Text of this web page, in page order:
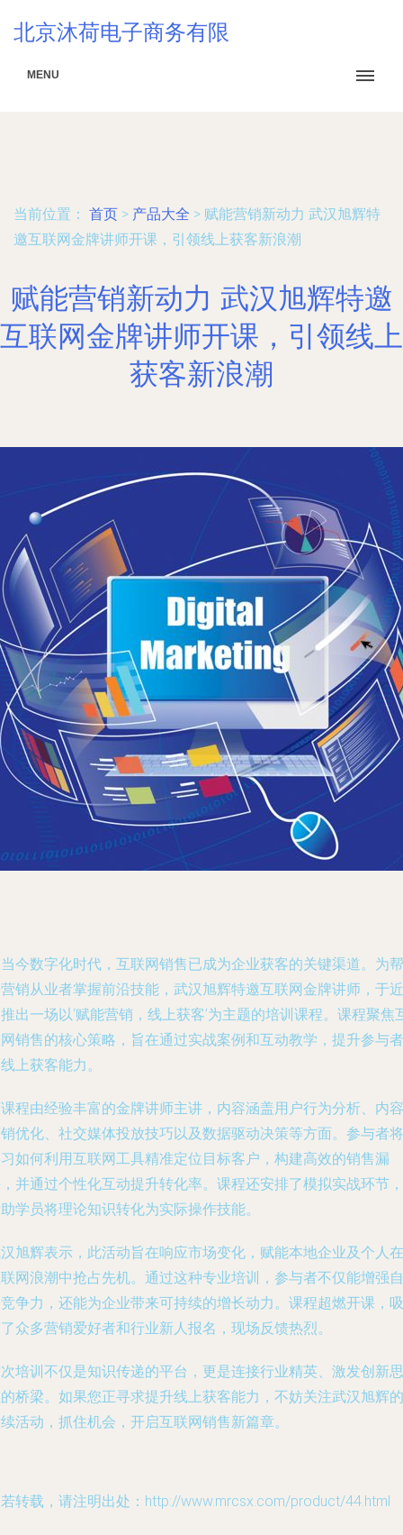
北京沐荷电子商务有限
MENU
当前位置： 首页 > 产品大全 > 赋能营销新动力 武汉旭辉特
邀互联网金牌讲师开课，引领线上获客新浪潮
赋能营销新动力 武汉旭辉特邀
互联网金牌讲师开课，引领线上
获客新浪潮
今数字化时代，互联网销售已成为企业获客的关键渠道。为帮
销从业者掌握前沿技能，武汉旭辉特邀互联网金牌讲师，于近
出一场以‘赋能营销，线上获客’为主题的培训课程。课程聚焦
销售的核心策略，旨在通过实战案例和互动教学，提升参与者
上获客能力。
程由经验丰富的金牌讲师主讲，内容涵盖用户行为分析、内容
优化、社交媒体投放技巧以及数据驱动决策等方面。参与者将
如何利用互联网工具精准定位目标客户，构建高效的销售漏
并通过个性化互动提升转化率。课程还安排了模拟实战环节，
学员将理论知识转化为实际操作技能。
旭辉表示，此活动旨在响应市场变化，赋能本地企业及个人在
网浪潮中抢占先机。通过这种专业培训，参与者不仅能增强自
争力，还能为企业带来可持续的增长动力。课程超燃开课，吸
众多营销爱好者和行业新人报名，现场反馈热烈。
培训不仅是知识传递的平台，更是连接行业精英、激发创新思
桥梁。如果您正寻求提升线上获客能力，不妨关注武汉旭辉的
活动，抓住机会，开启互联网销售新篇章。
转载，请注明出处：http://www.mrcsx.com/product/44.html